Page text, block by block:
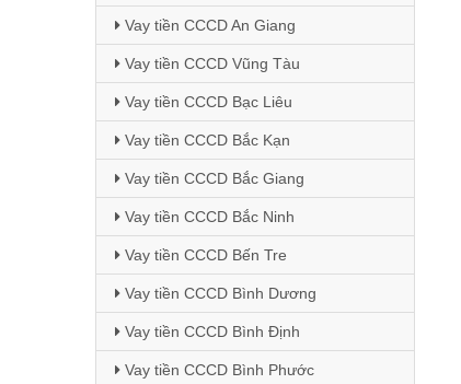
Vay tiền CCCD An Giang
Vay tiền CCCD Vũng Tàu
Vay tiền CCCD Bạc Liêu
Vay tiền CCCD Bắc Kạn
Vay tiền CCCD Bắc Giang
Vay tiền CCCD Bắc Ninh
Vay tiền CCCD Bến Tre
Vay tiền CCCD Bình Dương
Vay tiền CCCD Bình Định
Vay tiền CCCD Bình Phước